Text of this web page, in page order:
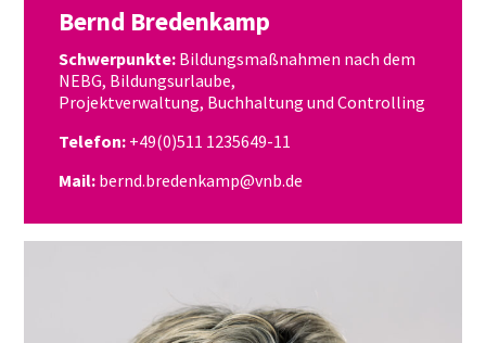
Bernd Bredenkamp
​Schwerpunkte: Bildungsmaßnahmen nach dem
NEBG, Bildungsurlaube,
Projektverwaltung, Buchhaltung und Controlling
Telefon: +49(0)511 1235649-11
Mail: bernd.bredenkamp@vnb.de